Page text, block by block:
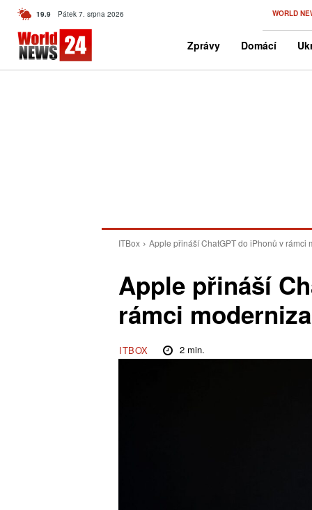
19.9 C Czech
Pátek 7. srpna 2026 WORLD
Zprávy Domácí
ITBox Apple přináší ChatGPT do iPhonů v rámci
Apple přináší
rámci
ITBOX 2min.